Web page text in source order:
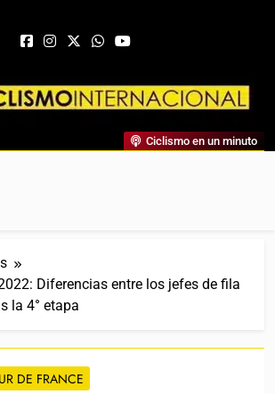
Internacional
Ciclismo Mundial. Entrevistas, Análisis,
Y Más. La Web Ciclista De Referencia.
Ciclismo en un minuto
Diferencias entre los jefes de fila
la 4° etapa
DE FRANCE